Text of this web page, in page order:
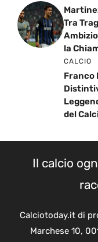
Tra
la
CALCIO
Franco
del
Il calcio
Calciotoday.it di
Marchese 10,